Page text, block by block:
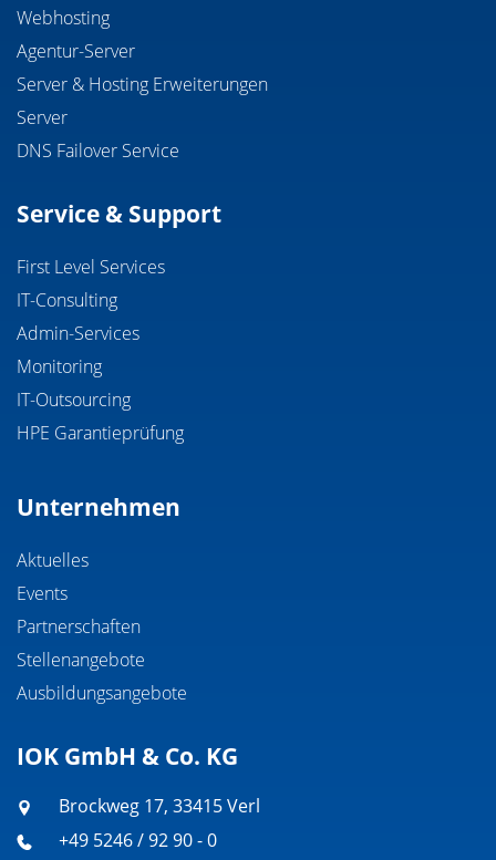
Webhosting
Agentur-Server
Server & Hosting Erweiterungen
Server
DNS Failover Service
Service & Support
First Level Services
IT-Consulting
Admin-Services
Monitoring
IT-Outsourcing
HPE Garantieprüfung
Unternehmen
Aktuelles
Events
Partnerschaften
Stellenangebote
Ausbildungsangebote
IOK GmbH & Co. KG
Brockweg 17, 33415 Verl
+49 5246 / 92 90 - 0